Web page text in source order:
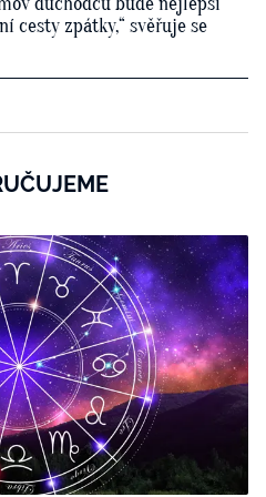
cesty zpátky,“ svěřuje se